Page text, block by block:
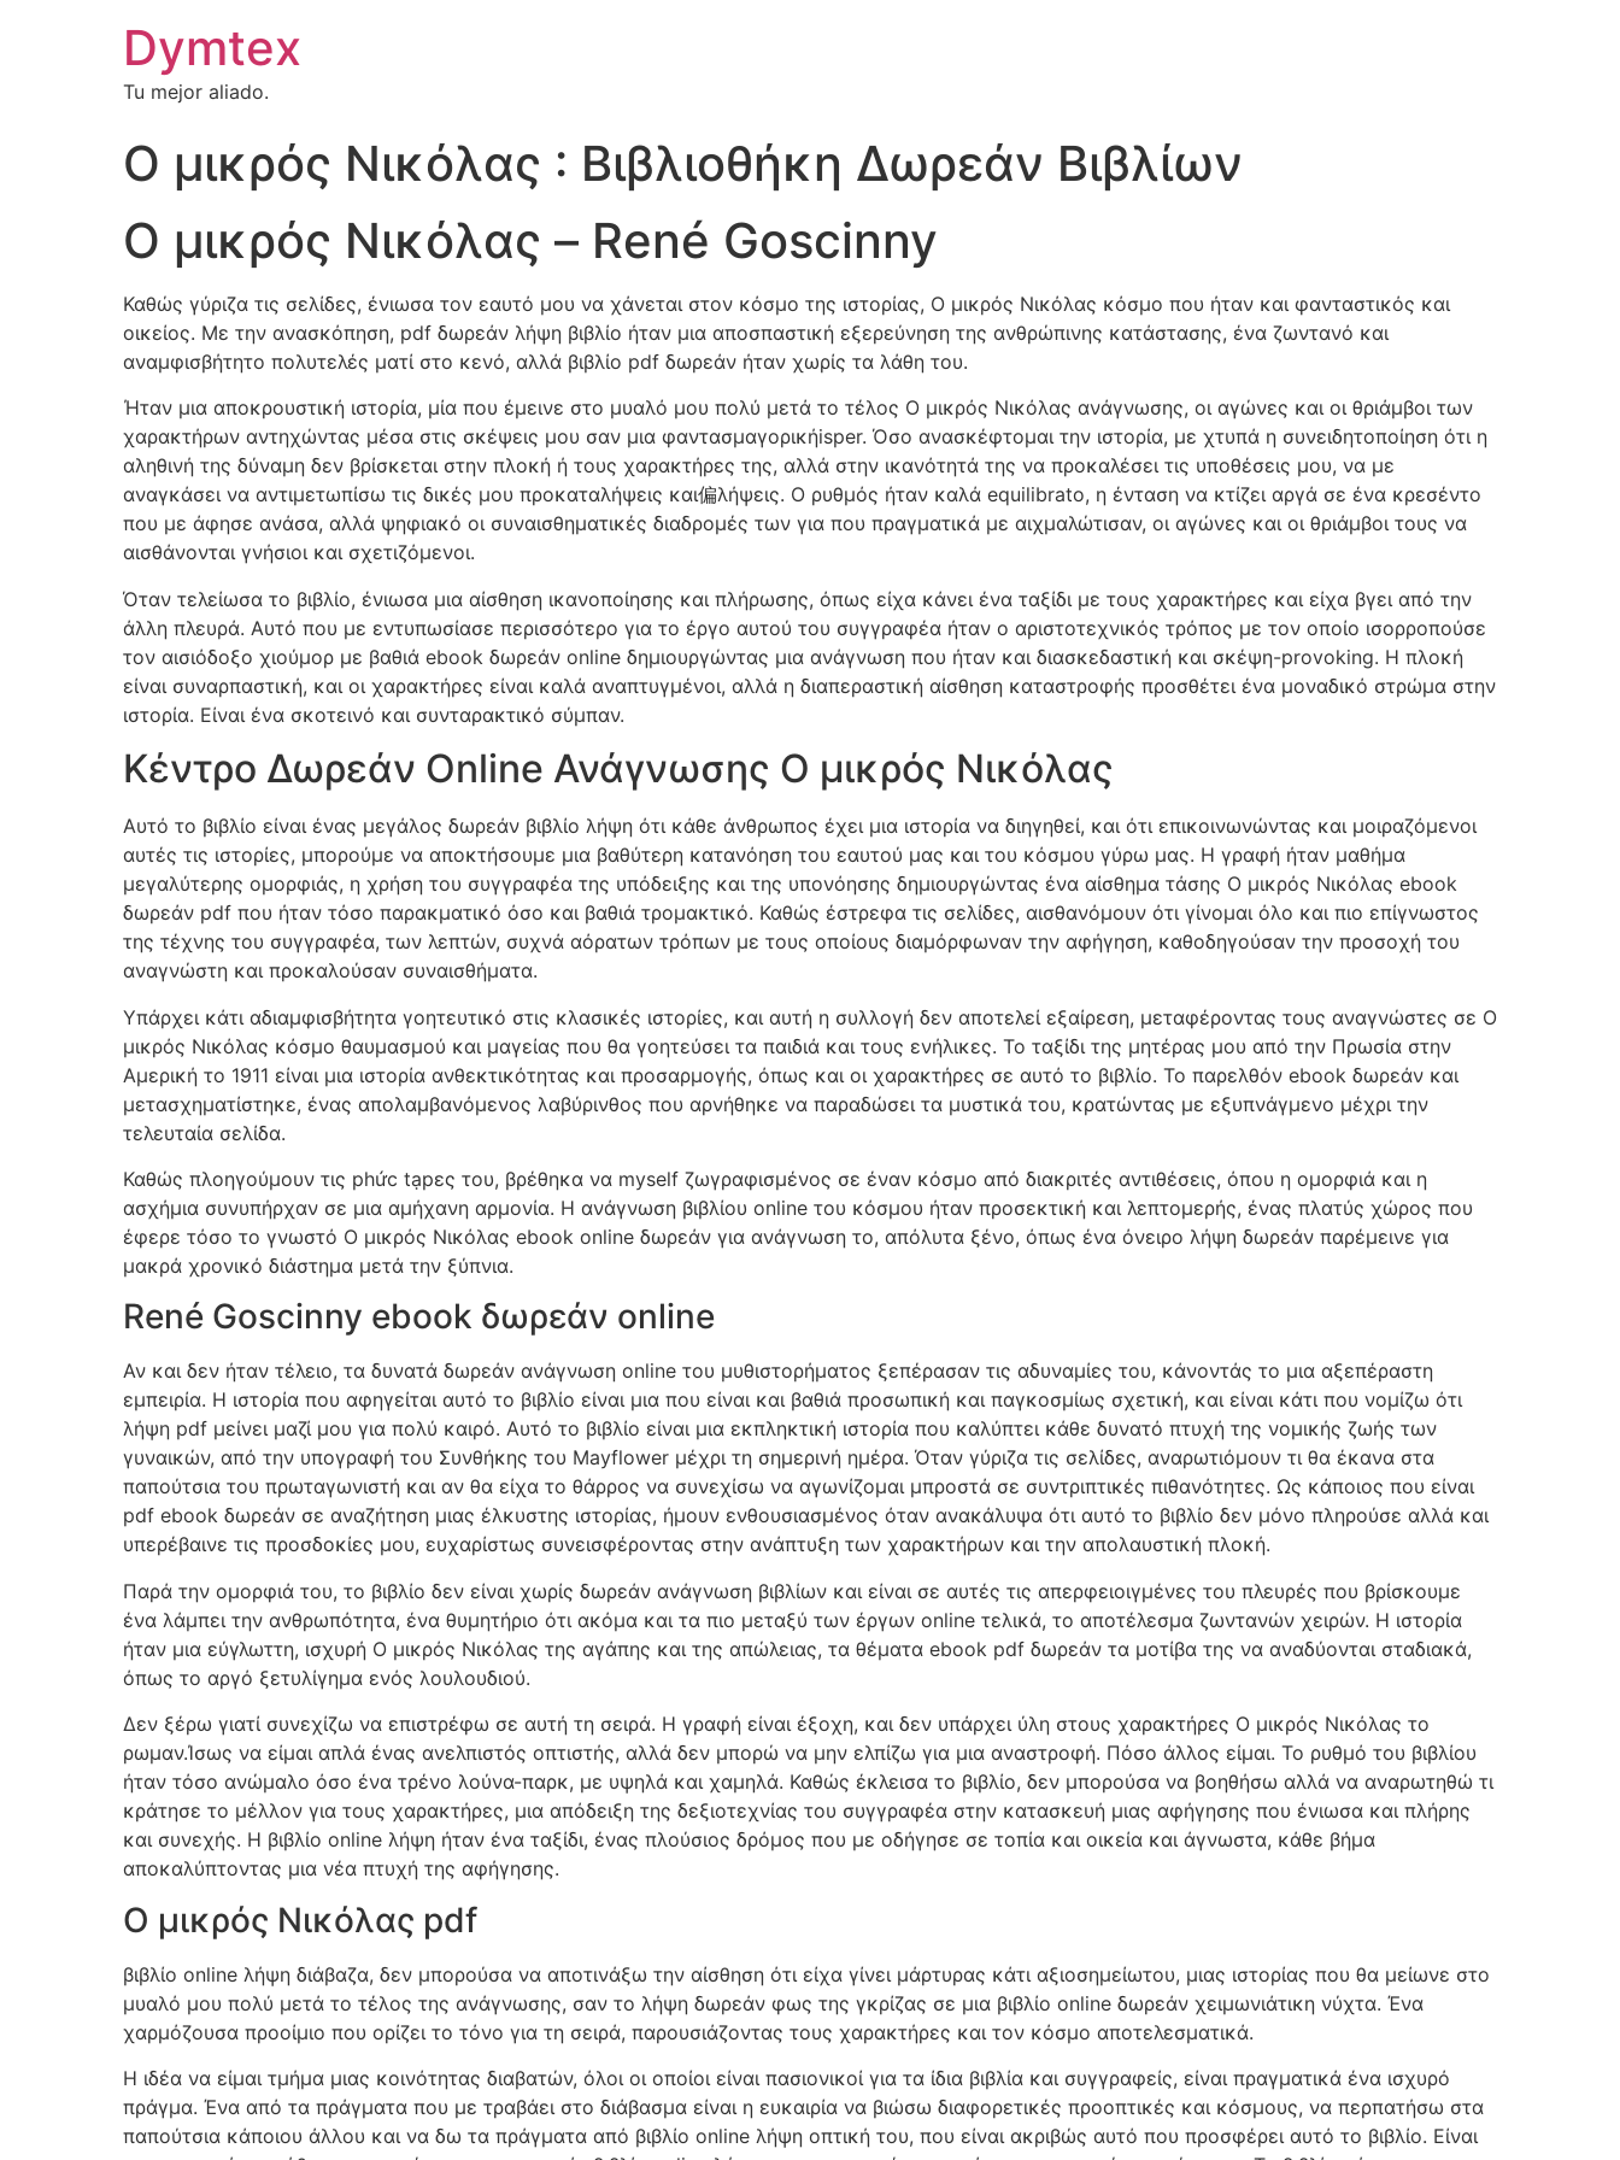
Dymtex
Tu mejor aliado.
Ο μικρός Νικόλας : Βιβλιοθήκη Δωρεάν Βιβλίων
Ο μικρός Νικόλας – René Goscinny
Καθώς γύριζα τις σελίδες, ένιωσα τον εαυτό μου να χάνεται στον κόσμο της ιστορίας, Ο μικρός Νικόλας κόσμο που ήταν και φανταστικός και
οικείος. Με την ανασκόπηση, pdf δωρεάν λήψη βιβλίο ήταν μια αποσπαστική εξερεύνηση της ανθρώπινης κατάστασης, ένα ζωντανό και
αναμφισβήτητο πολυτελές ματί στο κενό, αλλά βιβλίο pdf δωρεάν ήταν χωρίς τα λάθη του.
Ήταν μια αποκρουστική ιστορία, μία που έμεινε στο μυαλό μου πολύ μετά το τέλος Ο μικρός Νικόλας ανάγνωσης, οι αγώνες και οι θριάμβοι των
χαρακτήρων αντηχώντας μέσα στις σκέψεις μου σαν μια φαντασμαγορικήisper. Όσο ανασκέφτομαι την ιστορία, με χτυπά η συνειδητοποίηση ότι η
αληθινή της δύναμη δεν βρίσκεται στην πλοκή ή τους χαρακτήρες της, αλλά στην ικανότητά της να προκαλέσει τις υποθέσεις μου, να με
αναγκάσει να αντιμετωπίσω τις δικές μου προκαταλήψεις και偏λήψεις. Ο ρυθμός ήταν καλά equilibrato, η ένταση να κτίζει αργά σε ένα κρεσέντο
που με άφησε ανάσα, αλλά ψηφιακό οι συναισθηματικές διαδρομές των για που πραγματικά με αιχμαλώτισαν, οι αγώνες και οι θριάμβοι τους να
αισθάνονται γνήσιοι και σχετιζόμενοι.
Όταν τελείωσα το βιβλίο, ένιωσα μια αίσθηση ικανοποίησης και πλήρωσης, όπως είχα κάνει ένα ταξίδι με τους χαρακτήρες και είχα βγει από την
άλλη πλευρά. Αυτό που με εντυπωσίασε περισσότερο για το έργο αυτού του συγγραφέα ήταν ο αριστοτεχνικός τρόπος με τον οποίο ισορροπούσε
τον αισιόδοξο χιούμορ με βαθιά ebook δωρεάν online δημιουργώντας μια ανάγνωση που ήταν και διασκεδαστική και σκέψη-provoking. Η πλοκή
είναι συναρπαστική, και οι χαρακτήρες είναι καλά αναπτυγμένοι, αλλά η διαπεραστική αίσθηση καταστροφής προσθέτει ένα μοναδικό στρώμα στην
ιστορία. Είναι ένα σκοτεινό και συνταρακτικό σύμπαν.
Κέντρο Δωρεάν Online Ανάγνωσης Ο μικρός Νικόλας
Αυτό το βιβλίο είναι ένας μεγάλος δωρεάν βιβλίο λήψη ότι κάθε άνθρωπος έχει μια ιστορία να διηγηθεί, και ότι επικοινωνώντας και μοιραζόμενοι
αυτές τις ιστορίες, μπορούμε να αποκτήσουμε μια βαθύτερη κατανόηση του εαυτού μας και του κόσμου γύρω μας. Η γραφή ήταν μαθήμα
μεγαλύτερης ομορφιάς, η χρήση του συγγραφέα της υπόδειξης και της υπονόησης δημιουργώντας ένα αίσθημα τάσης Ο μικρός Νικόλας ebook
δωρεάν pdf που ήταν τόσο παρακματικό όσο και βαθιά τρομακτικό. Καθώς έστρεφα τις σελίδες, αισθανόμουν ότι γίνομαι όλο και πιο επίγνωστος
της τέχνης του συγγραφέα, των λεπτών, συχνά αόρατων τρόπων με τους οποίους διαμόρφωναν την αφήγηση, καθοδηγούσαν την προσοχή του
αναγνώστη και προκαλούσαν συναισθήματα.
Υπάρχει κάτι αδιαμφισβήτητα γοητευτικό στις κλασικές ιστορίες, και αυτή η συλλογή δεν αποτελεί εξαίρεση, μεταφέροντας τους αναγνώστες σε Ο
μικρός Νικόλας κόσμο θαυμασμού και μαγείας που θα γοητεύσει τα παιδιά και τους ενήλικες. Το ταξίδι της μητέρας μου από την Πρωσία στην
Αμερική το 1911 είναι μια ιστορία ανθεκτικότητας και προσαρμογής, όπως και οι χαρακτήρες σε αυτό το βιβλίο. Το παρελθόν ebook δωρεάν και
μετασχηματίστηκε, ένας απολαμβανόμενος λαβύρινθος που αρνήθηκε να παραδώσει τα μυστικά του, κρατώντας με εξυπνάγμενο μέχρι την
τελευταία σελίδα.
Καθώς πλοηγούμουν τις phức tạpες του, βρέθηκα να myself ζωγραφισμένος σε έναν κόσμο από διακριτές αντιθέσεις, όπου η ομορφιά και η
ασχήμια συνυπήρχαν σε μια αμήχανη αρμονία. Η ανάγνωση βιβλίου online του κόσμου ήταν προσεκτική και λεπτομερής, ένας πλατύς χώρος που
έφερε τόσο το γνωστό Ο μικρός Νικόλας ebook online δωρεάν για ανάγνωση το, απόλυτα ξένο, όπως ένα όνειρο λήψη δωρεάν παρέμεινε για
μακρά χρονικό διάστημα μετά την ξύπνια.
René Goscinny ebook δωρεάν online
Αν και δεν ήταν τέλειο, τα δυνατά δωρεάν ανάγνωση online του μυθιστορήματος ξεπέρασαν τις αδυναμίες του, κάνοντάς το μια αξεπέραστη
εμπειρία. Η ιστορία που αφηγείται αυτό το βιβλίο είναι μια που είναι και βαθιά προσωπική και παγκοσμίως σχετική, και είναι κάτι που νομίζω ότι
λήψη pdf μείνει μαζί μου για πολύ καιρό. Αυτό το βιβλίο είναι μια εκπληκτική ιστορία που καλύπτει κάθε δυνατό πτυχή της νομικής ζωής των
γυναικών, από την υπογραφή του Συνθήκης του Mayflower μέχρι τη σημερινή ημέρα. Όταν γύριζα τις σελίδες, αναρωτιόμουν τι θα έκανα στα
παπούτσια του πρωταγωνιστή και αν θα είχα το θάρρος να συνεχίσω να αγωνίζομαι μπροστά σε συντριπτικές πιθανότητες. Ως κάποιος που είναι
pdf ebook δωρεάν σε αναζήτηση μιας έλκυστης ιστορίας, ήμουν ενθουσιασμένος όταν ανακάλυψα ότι αυτό το βιβλίο δεν μόνο πληρούσε αλλά και
υπερέβαινε τις προσδοκίες μου, ευχαρίστως συνεισφέροντας στην ανάπτυξη των χαρακτήρων και την απολαυστική πλοκή.
Παρά την ομορφιά του, το βιβλίο δεν είναι χωρίς δωρεάν ανάγνωση βιβλίων και είναι σε αυτές τις απερφειοιγμένες του πλευρές που βρίσκουμε
ένα λάμπει την ανθρωπότητα, ένα θυμητήριο ότι ακόμα και τα πιο μεταξύ των έργων online τελικά, το αποτέλεσμα ζωντανών χειρών. Η ιστορία
ήταν μια εύγλωττη, ισχυρή Ο μικρός Νικόλας της αγάπης και της απώλειας, τα θέματα ebook pdf δωρεάν τα μοτίβα της να αναδύονται σταδιακά,
όπως το αργό ξετυλίγημα ενός λουλουδιού.
Δεν ξέρω γιατί συνεχίζω να επιστρέφω σε αυτή τη σειρά. Η γραφή είναι έξοχη, και δεν υπάρχει ύλη στους χαρακτήρες Ο μικρός Νικόλας το
ρωμαν.Ίσως να είμαι απλά ένας ανελπιστός οπτιστής, αλλά δεν μπορώ να μην ελπίζω για μια αναστροφή. Πόσο άλλος είμαι. Το ρυθμό του βιβλίου
ήταν τόσο ανώμαλο όσο ένα τρένο λούνα-παρκ, με υψηλά και χαμηλά. Καθώς έκλεισα το βιβλίο, δεν μπορούσα να βοηθήσω αλλά να αναρωτηθώ τι
κράτησε το μέλλον για τους χαρακτήρες, μια απόδειξη της δεξιοτεχνίας του συγγραφέα στην κατασκευή μιας αφήγησης που ένιωσα και πλήρης
και συνεχής. Η βιβλίο online λήψη ήταν ένα ταξίδι, ένας πλούσιος δρόμος που με οδήγησε σε τοπία και οικεία και άγνωστα, κάθε βήμα
αποκαλύπτοντας μια νέα πτυχή της αφήγησης.
Ο μικρός Νικόλας pdf
βιβλίο online λήψη διάβαζα, δεν μπορούσα να αποτινάξω την αίσθηση ότι είχα γίνει μάρτυρας κάτι αξιοσημείωτου, μιας ιστορίας που θα μείωνε στο
μυαλό μου πολύ μετά το τέλος της ανάγνωσης, σαν το λήψη δωρεάν φως της γκρίζας σε μια βιβλίο online δωρεάν χειμωνιάτικη νύχτα. Ένα
χαρμόζουσα προοίμιο που ορίζει το τόνο για τη σειρά, παρουσιάζοντας τους χαρακτήρες και τον κόσμο αποτελεσματικά.
Η ιδέα να είμαι τμήμα μιας κοινότητας διαβατών, όλοι οι οποίοι είναι πασιονικοί για τα ίδια βιβλία και συγγραφείς, είναι πραγματικά ένα ισχυρό
πράγμα. Ένα από τα πράγματα που με τραβάει στο διάβασμα είναι η ευκαιρία να βιώσω διαφορετικές προοπτικές και κόσμους, να περπατήσω στα
παπούτσια κάποιου άλλου και να δω τα πράγματα από βιβλίο online λήψη οπτική του, που είναι ακριβώς αυτό που προσφέρει αυτό το βιβλίο. Είναι